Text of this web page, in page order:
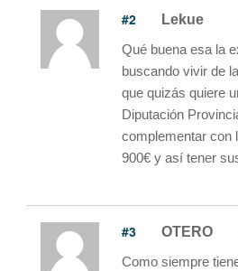
#2 Lekue
Qué buena esa la
buscando vivir de
que quizás quiere
Diputación
complementar con
900€ y así tener
#3 OTERO
Como siempre